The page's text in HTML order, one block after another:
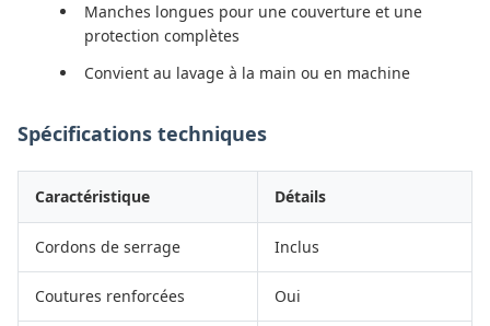
Manches longues pour une couverture et une
protection complètes
Convient au lavage à la main ou en machine
Spécifications techniques
Caractéristique Détails
Cordons de serrage Inclus
Coutures renforcées Oui